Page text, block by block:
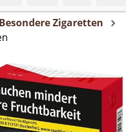
Besondere Zigaretten